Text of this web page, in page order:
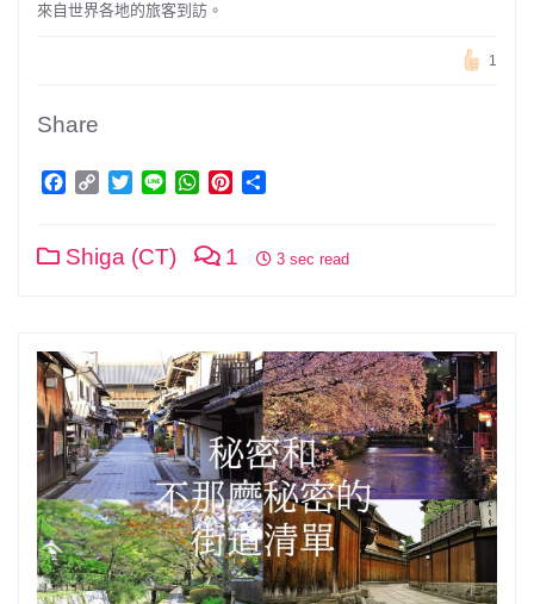
來自世界各地的旅客到訪。
1
Share
Facebook
Copy TwitterLine WhatsApp
Pinterest
Shiga (CT) 1 3 sec read